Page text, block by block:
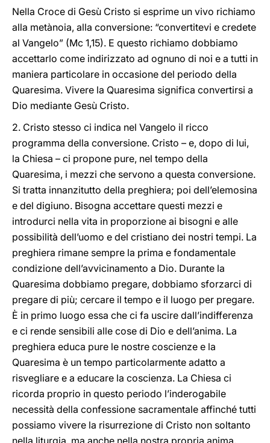
Nella Croce di Gesù Cristo si esprime un vivo richiamo
alla metànoia, alla conversione: “convertitevi e credete
al Vangelo” (Mc 1,15). E questo richiamo dobbiamo
accettarlo come indirizzato ad ognuno di noi e a tutti in
maniera particolare in occasione del periodo della
Quaresima. Vivere la Quaresima significa convertirsi a
Dio mediante Gesù Cristo.
2. Cristo stesso ci indica nel Vangelo il ricco
programma della conversione. Cristo – e, dopo di lui,
la Chiesa – ci propone pure, nel tempo della
Quaresima, i mezzi che servono a questa conversione.
Si tratta innanzitutto della preghiera; poi dell’elemosina
e del digiuno. Bisogna accettare questi mezzi e
introdurci nella vita in proporzione ai bisogni e alle
possibilità dell’uomo e del cristiano dei nostri tempi. La
preghiera rimane sempre la prima e fondamentale
condizione dell’avvicinamento a Dio. Durante la
Quaresima dobbiamo pregare, dobbiamo sforzarci di
pregare di più; cercare il tempo e il luogo per pregare.
È in primo luogo essa che ci fa uscire dall’indifferenza
e ci rende sensibili alle cose di Dio e dell’anima. La
preghiera educa pure le nostre coscienze e la
Quaresima è un tempo particolarmente adatto a
risvegliare e a educare la coscienza. La Chiesa ci
ricorda proprio in questo periodo l’inderogabile
necessità della confessione sacramentale affinché tutti
possiamo vivere la risurrezione di Cristo non soltanto
nella liturgia, ma anche nella nostra propria anima.